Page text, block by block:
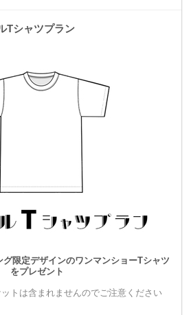
のレプリカであこちゅあ本人の直筆サ
ての利用は出来ませんのでご注意くだ
シャツプラン
限定デザインのワンマンショーTシャツ
をプレゼント
トは含まれませんのでご注意ください